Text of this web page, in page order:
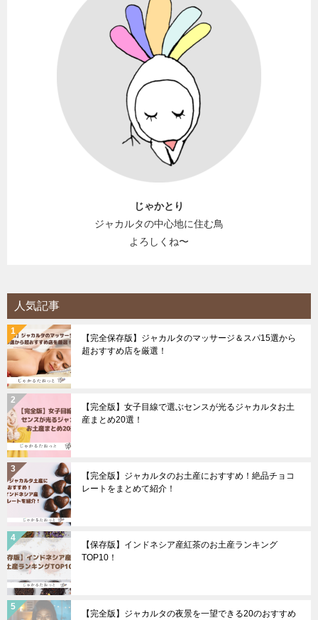
じゃかとり
ジャカルタの中心地に住む鳥
よろしくね〜
人気記事
【完全保存版】ジャカルタのマッサージ＆スパ15選から
超おすすめ店を厳選！
【完全版】女子目線で選ぶセンスが光るジャカルタお土
産まとめ20選！
【完全版】ジャカルタのお土産におすすめ！絶品チョコ
レートをまとめて紹介！
【保存版】インドネシア産紅茶のお土産ランキング
TOP10！
【完全版】ジャカルタの夜景を一望できる20のおすすめ